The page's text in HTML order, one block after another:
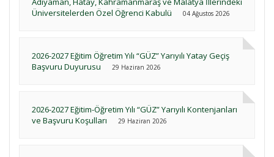
Üniversitelerden Özel Öğrenci Kabulü
04 Ağustos 2026
2026-2027 Eğitim Öğretim Yılı “GÜZ” Yarıyılı Yatay Geçiş
Başvuru Duyurusu
29 Haziran 2026
2026-2027 Eğitim-Öğretim Yılı “GÜZ” Yarıyılı Kontenjanları
ve Başvuru Koşulları
29 Haziran 2026